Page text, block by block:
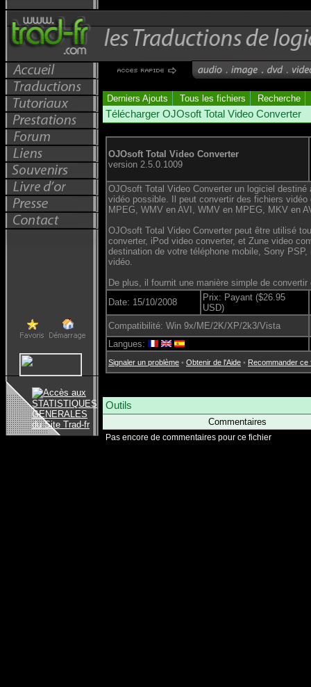
Derniers Ajouts Tous les fichiers Recherche
Télécharger OJOsoft Total Video Converter
OJOsoft Total Video Converter
version 2.5.0.1009
OJOsoft Total Video Converter un logiciel
vidéo possible. Il peut convertir des fichiers
MPEG, WMV en AVI, WMV en MPEG, MKV en
OJOsoft Total Video Converter peut être utilisé
converter, iPod video converter, et Zune video
destination de votre téléphone mobile, Sony
vidéo.
De plus, il fournit une manière simple de
Date: 15/10/2008
Prix: Payant ($26.95
USD)
Compatibilité: Win 9x/ME/2K/XP/2k3/Vista
Langues:
Signaler un problème • Obtenir de l'Aide • Recommander ce
Outils
Commentaires
Pas encore de commentaires pour ce fichier